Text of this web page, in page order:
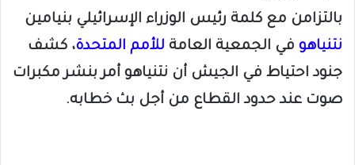
بالتزامن مع كلمة رئيس الوزراء الإسرائيلي بنيامين
نتنياهو في الجمعية العامة للأمم المتحدة، كشف
جنود احتياط في الجيش أن نتنياهو أمر بنشر مكبرات
صوت عند حدود القطاع من أجل بث خطابه.